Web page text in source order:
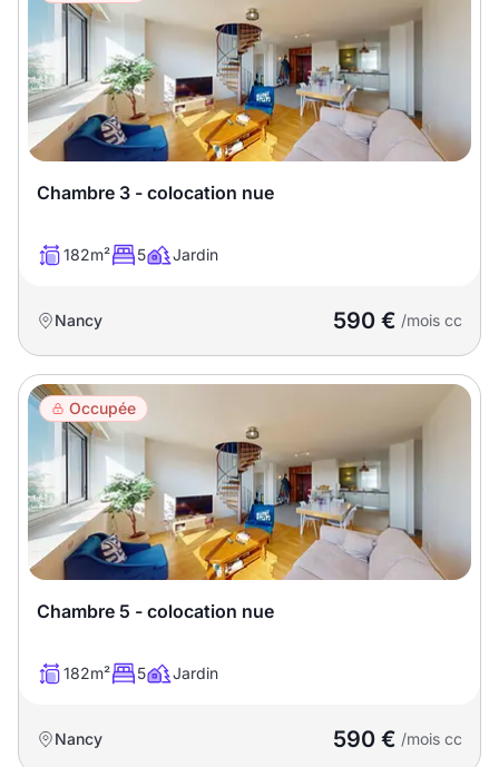
Chambre 3 - colocation nue
182m² 5 Jardin
Nancy 590 € /mois cc
Occupée
Chambre 5 - colocation nue
182m² 5 Jardin
Nancy 590 € /mois cc